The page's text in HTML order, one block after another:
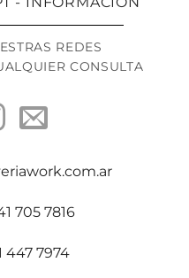
REDES
CONSULTA
705 7816
447 7974